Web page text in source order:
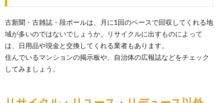
古新聞・古雑誌・段ボールは、月に1回のペースで回収してくれる地
域が多いのではないでしょうか。リサイクルに出すものによって
は、日用品や現金と交換してくれる業者もあります。
住んでいるマンションの掲示板や、自治体の広報誌などをチェック
してみましょう。